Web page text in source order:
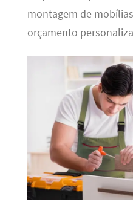
montagem de
orçamento